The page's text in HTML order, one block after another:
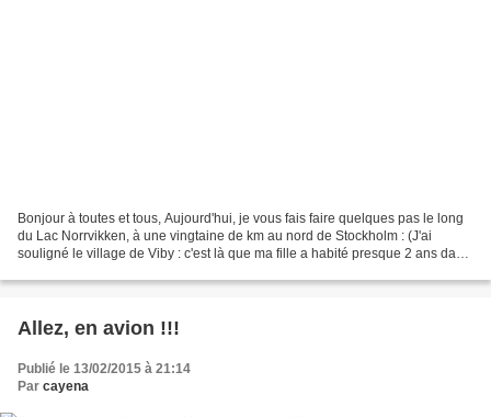
Bonjour à toutes et tous, Aujourd'hui, je vous fais faire quelques pas le long
du Lac Norrvikken, à une vingtaine de km au nord de Stockholm : (J'ai
souligné le village de Viby : c'est là que ma fille a habité presque 2 ans dans
Allez, en avion !!!
Publié le 13/02/2015 à 21:14
Par cayena